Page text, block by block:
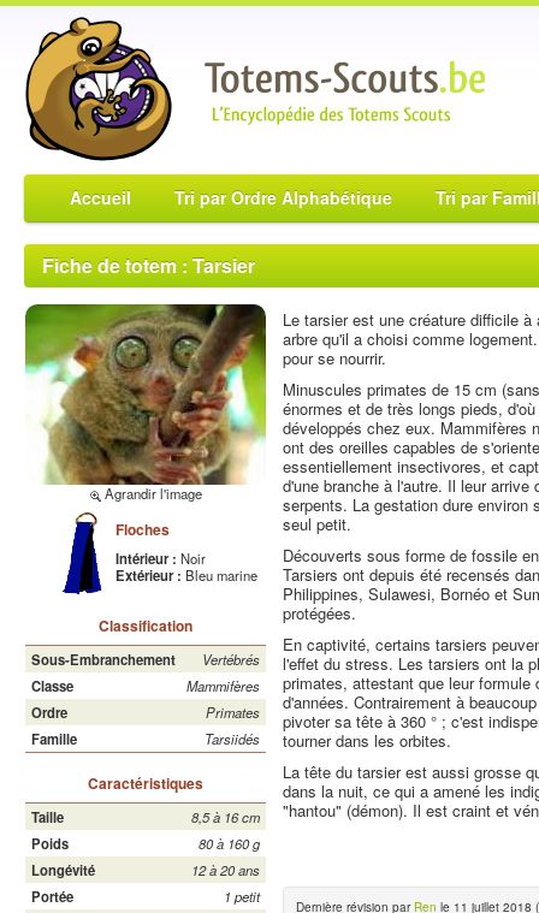
Accueil Tri par Ordre Alphabétique Tri par
Fiche de totem : Tarsier
Agrandir l'image
Floches
Intérieur : Noir
Extérieur : Bleu marine
Classification
Sous-Embranchement
Vertébrés
Classe
Mammifères
Ordre
Primates
Famille
Tarsiidés
Caractéristiques
Taille
8,5 à 16 cm
Poids
80 à 160 g
Longévité
12 à 20 ans
Portée
1 petit
Le tarsier est une créature difficile
arbre qu'il a choisi comme
pour se nourrir.
Minuscules primates de 15 cm
énormes et de très longs pieds,
développés chez eux. Mammifères
ont des oreilles capables de
essentiellement insectivores, et
d'une branche à l'autre. Il leur
serpents. La gestation dure
seul petit.
Découverts sous forme de fossile
Tarsiers ont depuis été recensés
Philippines, Sulawesi, Bornéo et
protégées.
En captivité, certains tarsiers
l'effet du stress. Les tarsiers ont la
primates, attestant que leur
d'années. Contrairement à
pivoter sa tête à 360 ° ; c'est
tourner dans les orbites.
La tête du tarsier est aussi grosse
dans la nuit, ce qui a amené les
"hantou" (démon). Il est craint et
Dernière révision par Ren le 11 juillet 2018 (